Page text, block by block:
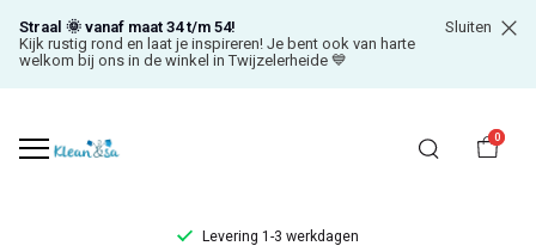
Straal 🌞 vanaf maat 34 t/m 54!
Kijk rustig rond en laat je inspireren! Je bent ook van harte
welkom bij ons in de winkel in Twijzelerheide 💙
Sluiten
0
Levering 1-3 werkdagen